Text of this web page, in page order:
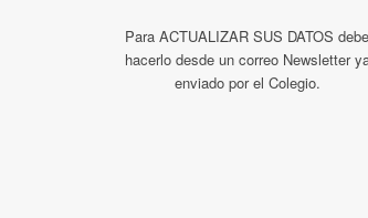
Para ACTUALIZAR SUS DATOS debe
hacerlo desde un correo Newsletter
enviado por el Colegio.